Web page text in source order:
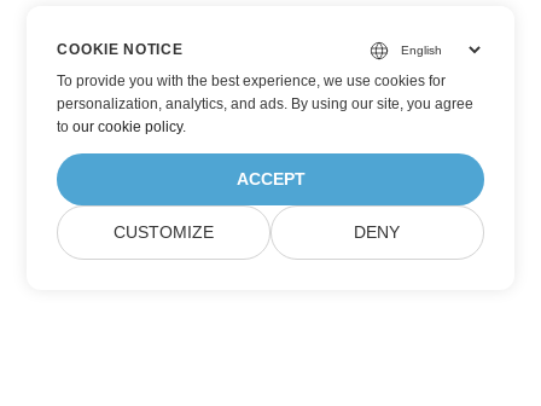
COOKIE NOTICE
To provide you with the best experience, we use cookies for
personalization, analytics, and ads. By using our site, you agree
toour cookie policy.
ACCEPT
CUSTOMIZE DENY